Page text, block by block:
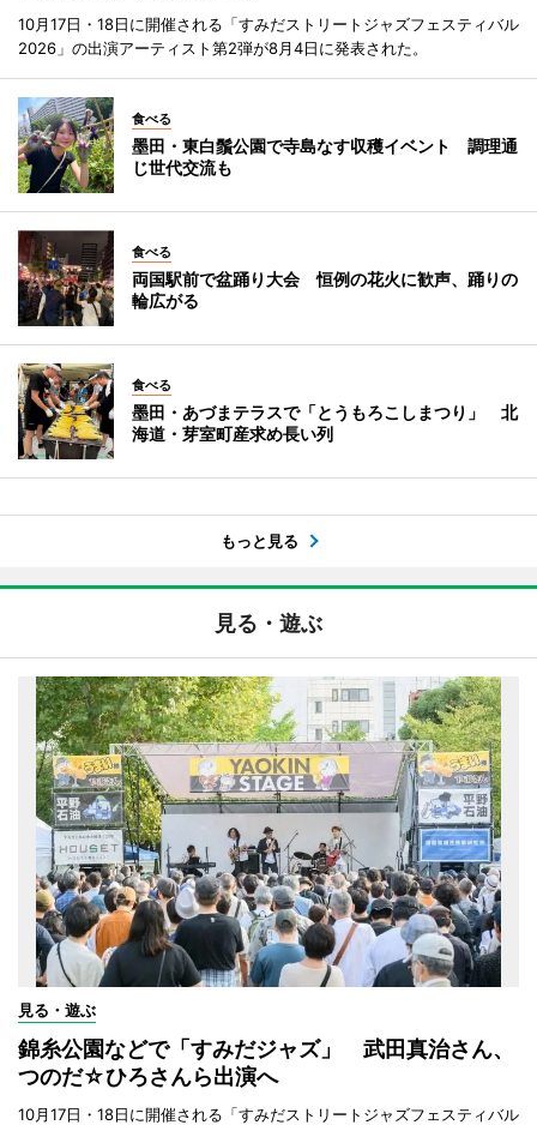
10月17日・18日に開催される「すみだストリートジャズフェスティバル
2026」の出演アーティスト第2弾が8月4日に発表された。
食べる
墨田・東白鬚公園で寺島なす収穫イベント 調理通
じ世代交流も
食べる
両国駅前で盆踊り大会 恒例の花火に歓声、踊りの
輪広がる
食べる
墨田・あづまテラスで「とうもろこしまつり」 北
海道・芽室町産求め長い列
もっと見る
見る・遊ぶ
見る・遊ぶ
錦糸公園などで「すみだジャズ」 武田真治さん、
つのだ☆ひろさんら出演へ
10月17日・18日に開催される「すみだストリートジャズフェスティバル